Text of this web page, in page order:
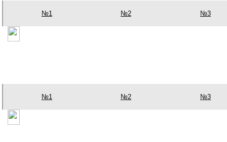
№1 №2 №3
№1 №2 №3